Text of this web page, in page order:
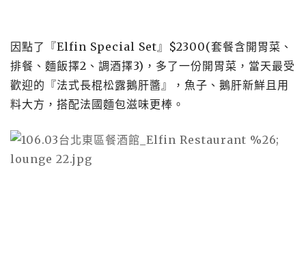
因點了『Elfin Special Set』$2300(套餐含開胃菜、
排餐、麵飯擇2、調酒擇3)，多了一份開胃菜，當天最受
歡迎的『法式長棍松露鵝肝醬』，魚子、鵝肝新鮮且用
料大方，搭配法國麵包滋味更棒。